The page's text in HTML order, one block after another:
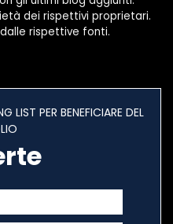
dei rispettivi proprietari.
rispettive fonti.
LIST PER BENEFICIARE DEL